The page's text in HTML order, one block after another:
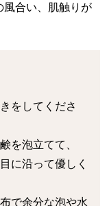
風合い、肌触りが
をしてくださ
を泡立てて、
に沿って優しく
で余分な泡や水